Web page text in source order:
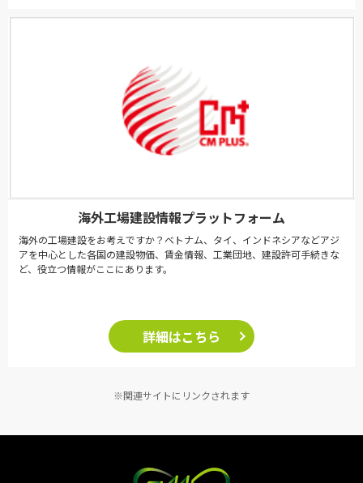
海外工場建設情報プラットフォーム
海外の工場建設をお考えですか？ベトナム、タイ、インドネシアなどアジ
アを中心とした各国の建設物価、賃金情報、工業団地、建設許可手続きな
ど、役立つ情報がここにあります。
詳細はこちら
※関連サイトにリンクされます